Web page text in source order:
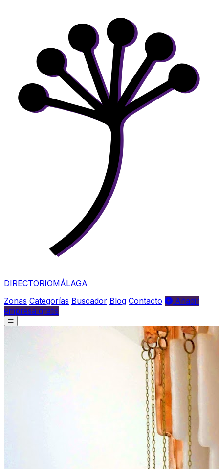
DIRECTORIOMÁLAGA
Zonas Categorías Buscador Blog Contacto
Añadir
empresa gratis